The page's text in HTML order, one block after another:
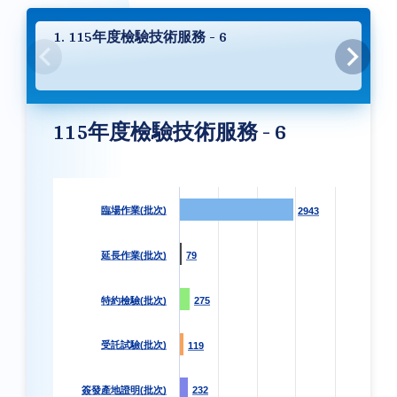
1. 115年度檢驗技術服務 - 6
115年度檢驗技術服務 - 6
2943
2943
79
79
275
275
119
119
232
232
臨場作業(批次)
延長作業(批次)
特約檢驗(批次)
受託試驗(批次)
簽發產地證明(批次)